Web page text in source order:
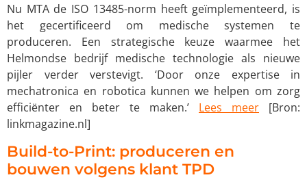
Nu MTA de ISO 13485-norm heeft geïmplementeerd, is
het gecertificeerd om medische systemen te
produceren. Een strategische keuze waarmee het
Helmondse bedrijf medische technologie als nieuwe
pijler verder verstevigt. ‘Door onze expertise in
mechatronica en robotica kunnen we helpen om zorg
efficiënter en beter te maken.’ Lees meer [Bron:
linkmagazine.nl]
Build-to-Print: produceren en
bouwen volgens klant TPD